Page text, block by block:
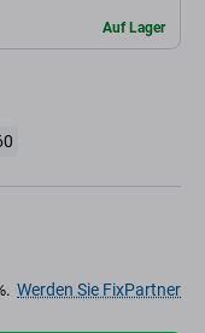
Auf Lager
Werden Sie FixPartner